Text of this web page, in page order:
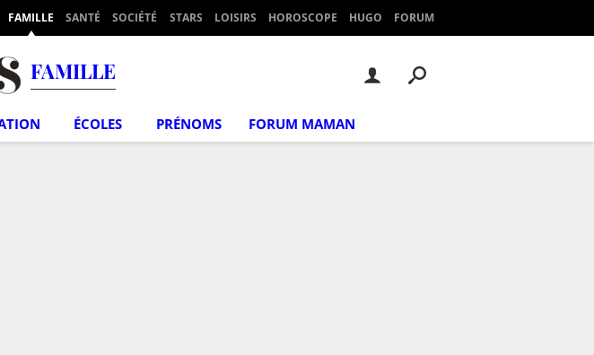
FAMILLE SANTÉ SOCIÉTÉ STARS LOISIRS HOROSCOPE HUGO FORUM
FAMILLE
ÉCOLES PRÉNOMS FORUM MAMAN